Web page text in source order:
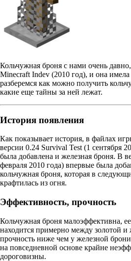
Кольчужная броня с нами очень
Minecraft Indev (2010 год), и она
разберемся как можно получить
какие еще тайны за ней лежат.
История появления
Как показывает история, в файлах
версии 0.24 Survival Test (1 сентября
была добавлена и железная броня. В
февраля 2010 года) впервые была
кольчужная броня, которая в
крафтилась из огня.
Эффективность, прочность
Кольчужная броня малоэффективна,
находится примерно между золотой и
прочность ниже чем у железной
на повседневной основе крайне
дороговизны.